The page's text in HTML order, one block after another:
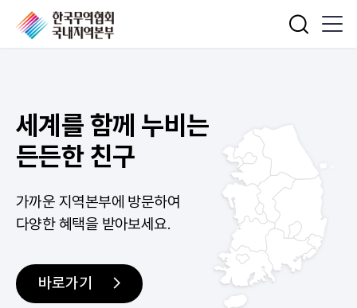
통합검색
세계를 함께 누비는
든든한 친구
가까운 지역본부에 방문하여
다양한 혜택을 받아보세요.
바로가기